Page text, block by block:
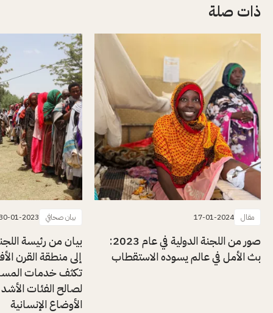
ذات صلة
مقال 17-01-2024
صور من اللجنة الدولية في عام 2023:
بث الأمل في عالم يسوده الاستقطاب
بيان صحافي 01-2023
بيان من رئيسة
إلى منطقة القرن
تكثف خدمات
لصالح الفئات
الأوضاع الإنسانية